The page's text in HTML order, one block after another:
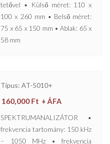
tetővel • Külső méret: 110 x
100 x 260 mm • Belső méret:
75 x 65 x 150 mm • Ablak: 65 x
58 mm
Típus: AT-5010+
160,000 Ft + ÁFA
SPEKTRUMANALIZÁTOR •
frekvencia tartomány: 150 kHz
– 1050 MHz • frekvencia